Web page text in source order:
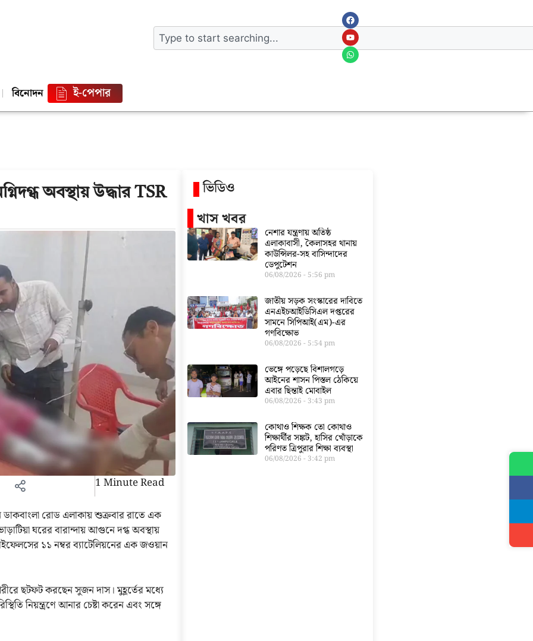
বিনোদন ই-পেপার
অবস্থায় উদ্ধার TSR
1 Minute Read
রোড এলাকায় শুক্রবার রাতে এক
ঘরের বারান্দায় আগুনে দগ্ধ অবস্থায়
১১ নম্বর ব্যাটেলিয়নের এক জওয়ান
ছটফট করছেন সুজন দাস। মুহূর্তের মধ্যে
নিয়ন্ত্রণে আনার চেষ্টা করেন এবং সঙ্গে
ভিডিও
খাস খবর
নেশার যন্ত্রণায় অতিষ্ঠ
এলাকাবাসী, কৈলাসহর থানায়
কাউন্সিলর-সহ বাসিন্দাদের
ডেপুটেশন
06/08/2026 5:56 pm
জাতীয় সড়ক সংস্কারের দাবিতে
এনএইচআইডিসিএল দপ্তরের
সামনে সিপিআই(এম)-এর
গণবিক্ষোভ
06/08/2026 5:54 pm
ভেঙ্গে পড়েছে বিশালগড়ে
আইনের শাসন পিস্তল ঠেকিয়ে
এবার ছিন্তাই মোবাইল
06/08/2026 3:43 pm
কোথাও শিক্ষক তো কোথাও
শিক্ষার্থীর সঙ্কট, হাসির খোঁড়াকে
পরিণত ত্রিপুরার শিক্ষা ব্যবস্থা
06/08/2026 3:42 pm